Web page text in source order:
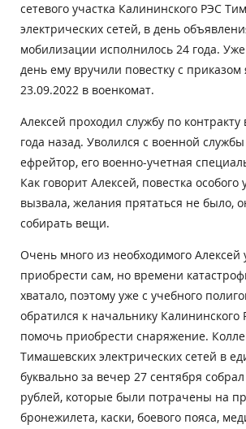
сетевого участка Калининского РЭС
электрических сетей, в день
мобилизации исполнилось 24 года.
день ему вручили повестку с приказом
23.09.2022 в военкомат.
Алексей проходил службу по контракту
года назад. Уволился с военной
ефрейтор, его военно-учетная
Как говорит Алексей, повестка
вызвала, желания прятаться не было,
собирать вещи.
Очень много из необходимого Алексей
приобрести сам, но времени
хватало, поэтому уже с учебного
обратился к начальнику Калининского
помочь приобрести снаряжение.
Тимашевских электрических сетей в
буквально за вечер 27 сентября
рублей, которые были потрачены на
бронежилета, каски, боевого пояса,